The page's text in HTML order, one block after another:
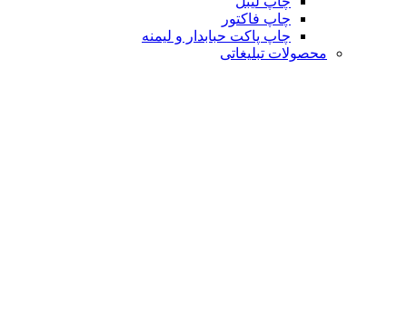
چاپ فاکتور
چاپ پاکت حبابدار و لیمنه
محصولات تبلیغاتی